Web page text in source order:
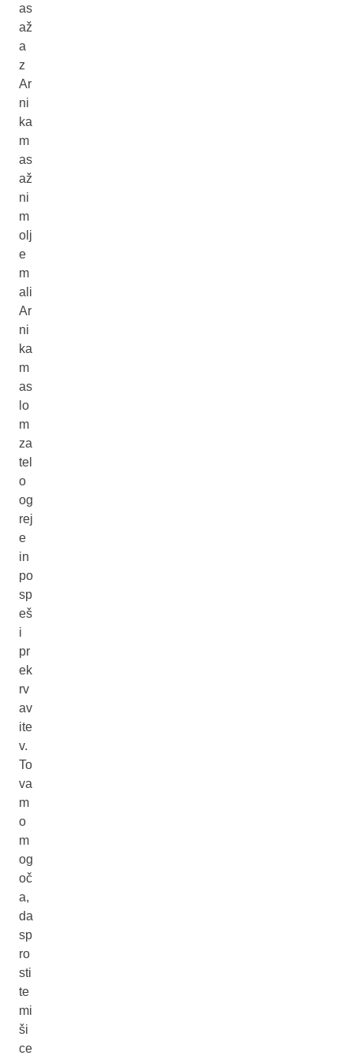
as
až
a
z
Ar
ni
ka
m
as
až
ni
m
olj
e
m
ali
Ar
ni
ka
m
as
lo
m
za
tel
o
og
rej
e
in
po
sp
eš
i
pr
ek
rv
av
ite
v.
To
va
m
o
m
og
oč
a,
da
sp
ro
sti
te
mi
ši
ce